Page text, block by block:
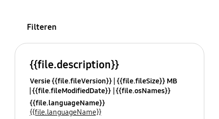
Filteren
{{file.description}}
Versie {{file.fileVersion}} {{file.fileSize}} MB
{{file.fileModifiedDate}} {{file.osNames}}
{{file.languageName}}
{{file.languageName}}